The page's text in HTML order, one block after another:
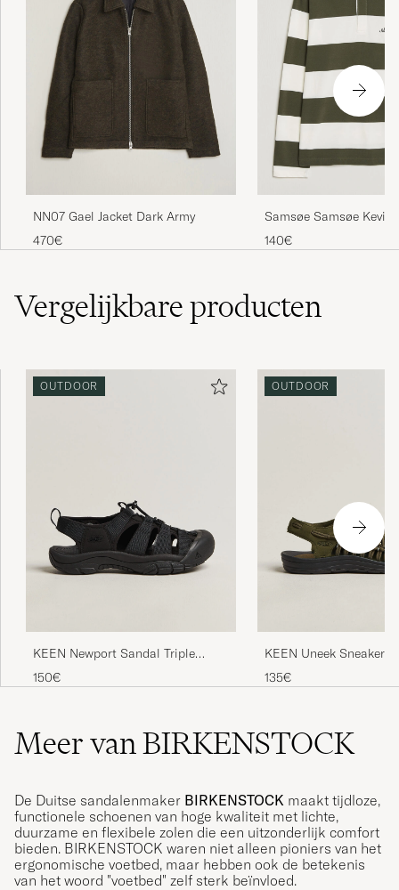
NN07 Gael Jacket Dark Army
470€
Samsøe Samsøe Kevin
Rugger Forest Night/
140€
Vergelijkbareproducten
OUTDOOR
KEEN Newport Sandal Triple
Black
150€
OUTDOOR
KEEN Uneek Sneaker
Olive
135€
Meer van BIRKENSTOCK
De Duitse sandalenmaker BIRKENSTOCK maakt tijdloze,
functionele schoenen van hoge kwaliteit met lichte,
duurzame en flexibele zolen die een uitzonderlijk comfort
bieden. BIRKENSTOCK waren niet alleen pioniers van het
ergonomische voetbed, maar hebben ook de betekenis
van het woord "voetbed" zelf sterk beïnvloed.